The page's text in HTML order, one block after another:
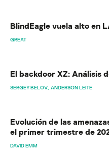
BlindEagle vuela alto en
GREAT
El backdoor XZ: Análisis
SERGEY BELOV ANDERSON LEITE
Evolución de las
el primer trimestre de
DAVID EMM